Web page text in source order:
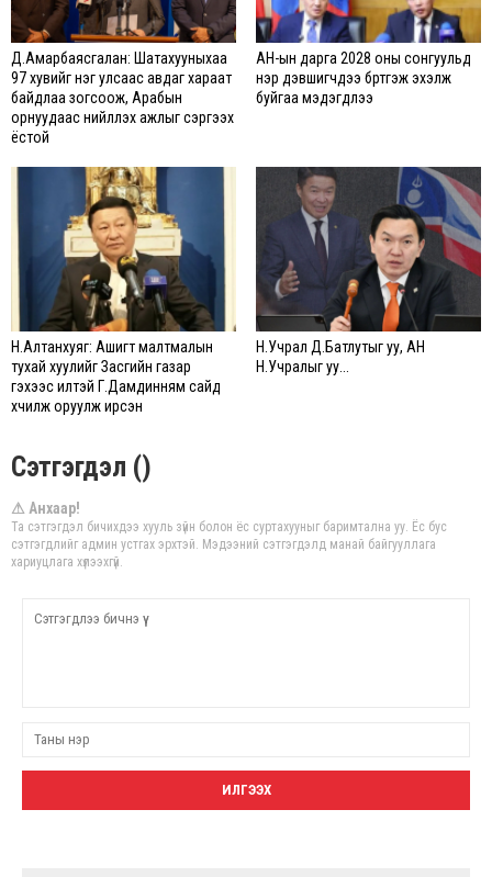
Д.Амарбаясгалан: Шатахууныхаа
97 хувийг нэг улсаас авдаг хараат
байдлаа зогсоож, Арабын
орнуудаас нийлүүлэх ажлыг сэргээх
ёстой
АН-ын дарга 2028 оны сонгуульд
нэр дэвшигчдээ бүртгэж эхэлж
буйгаа мэдэгдлээ
Н.Алтанхуяг: Ашигт малтмалын
тухай хуулийг Засгийн газар
гэхээс илүүтэй Г.Дамдинням сайд
хүчилж оруулж ирсэн
Н.Учрал Д.Батлутыг уу, АН
Н.Учралыг уу...
Сэтгэгдэл ()
⚠ Анхаар!
Та сэтгэгдэл бичихдээ хууль зүйн болон ёс суртахууныг баримтална уу. Ёс бус
сэтгэгдлийг админ устгах эрхтэй. Мэдээний сэтгэгдэлд манай байгууллага
хариуцлага хүлээхгүй.